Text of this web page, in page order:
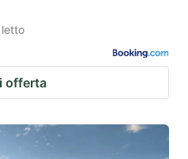
letto
offerta